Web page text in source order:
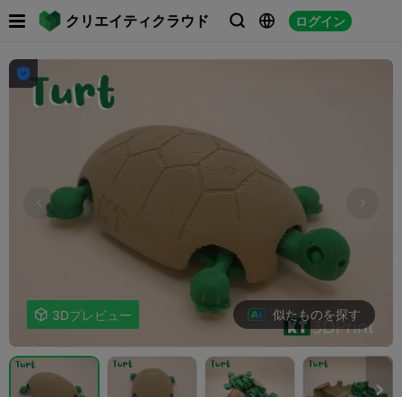
クリエイティクラウド   ログイン
 

 3Dプレビュー 似たものを探す
